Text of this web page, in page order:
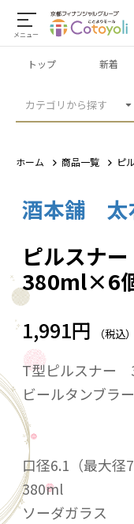
メニュー
カテゴリから探す
トップ 新着
ホーム 商品一覧 ピ
酒本舗 太
ピルスナ
380ml×6
1,991円 （税込）
T型ピルスナー
ビールタンブラ
口径6.1（最大
380ml
ソーダガラス